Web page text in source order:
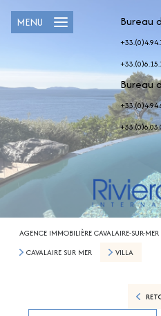
Bureau
Bureau
MENU
AGENCE IMMOBILIÈRE CAVALAIRE-SUR-MER
CAVALAIRE SUR MER
VILLA